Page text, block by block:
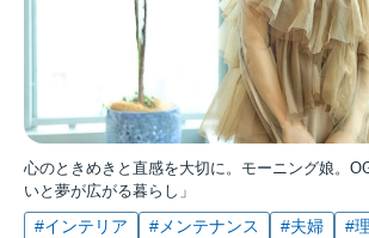
心のときめきと直感を大切に。モーニング娘。
いと夢が広がる暮らし」
#インテリア #メンテナンス #夫婦 #